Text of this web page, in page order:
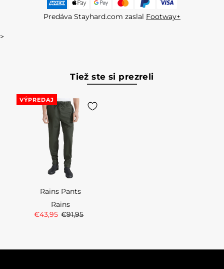
Predáva Stayhard.com zaslal Footway+
>
Tiež ste si prezreli
VÝPREDAJ
Rains Pants
Rains
€43,95 €91,95